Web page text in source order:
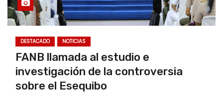
DESTACADO NOTICIAS
FANB llamada al estudio e
investigación de la controversia
sobre el Esequibo